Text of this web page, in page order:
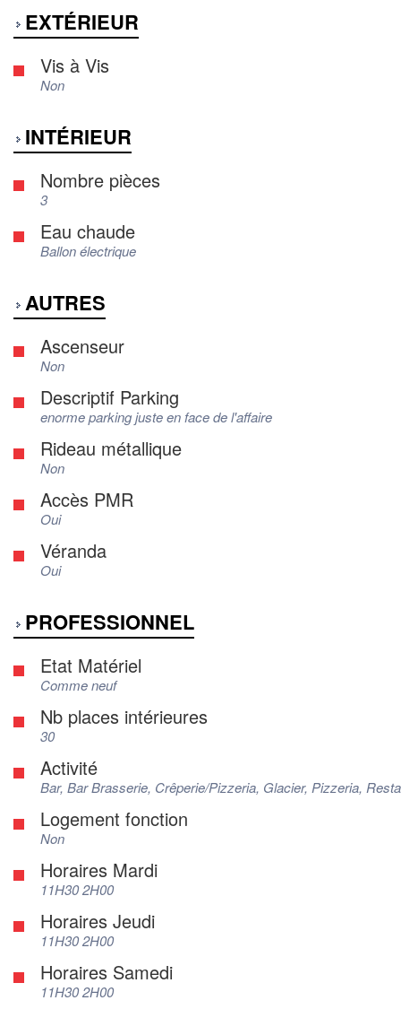
EXTÉRIEUR
Vis à Vis
Non
INTÉRIEUR
Nombre pièces
3
Eau chaude
Ballon électrique
AUTRES
Ascenseur
Non
Descriptif Parking
enorme parking juste en face de l'affaire
Rideau métallique
Non
Accès PMR
Oui
Véranda
Oui
PROFESSIONNEL
Etat Matériel
Comme neuf
Nb places intérieures
30
Activité
Bar, Bar Brasserie, Crêperie/Pizzeria, Glacier, Pizzeria,
Logement fonction
Non
Horaires Mardi
11H30 2H00
Horaires Jeudi
11H30 2H00
Horaires Samedi
11H30 2H00